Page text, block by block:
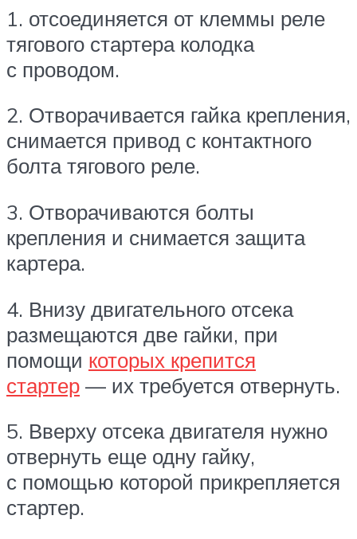
1. отсоединяется от клеммы реле
тягового стартера колодка
с проводом.
2. Отворачивается гайка крепления,
снимается привод с контактного
болта тягового реле.
3. Отворачиваются болты
крепления и снимается защита
картера.
4. Внизу двигательного отсека
размещаются две гайки, при
помощи которых крепится
стартер — их требуется отвернуть.
5. Вверху отсека двигателя нужно
отвернуть еще одну гайку,
с помощью которой прикрепляется
стартер.